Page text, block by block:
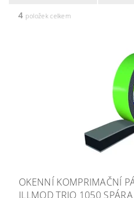
4 položek celkem
OKENNÍ KOMPRIMAČNÍ
ILLMOD TRIO 1050